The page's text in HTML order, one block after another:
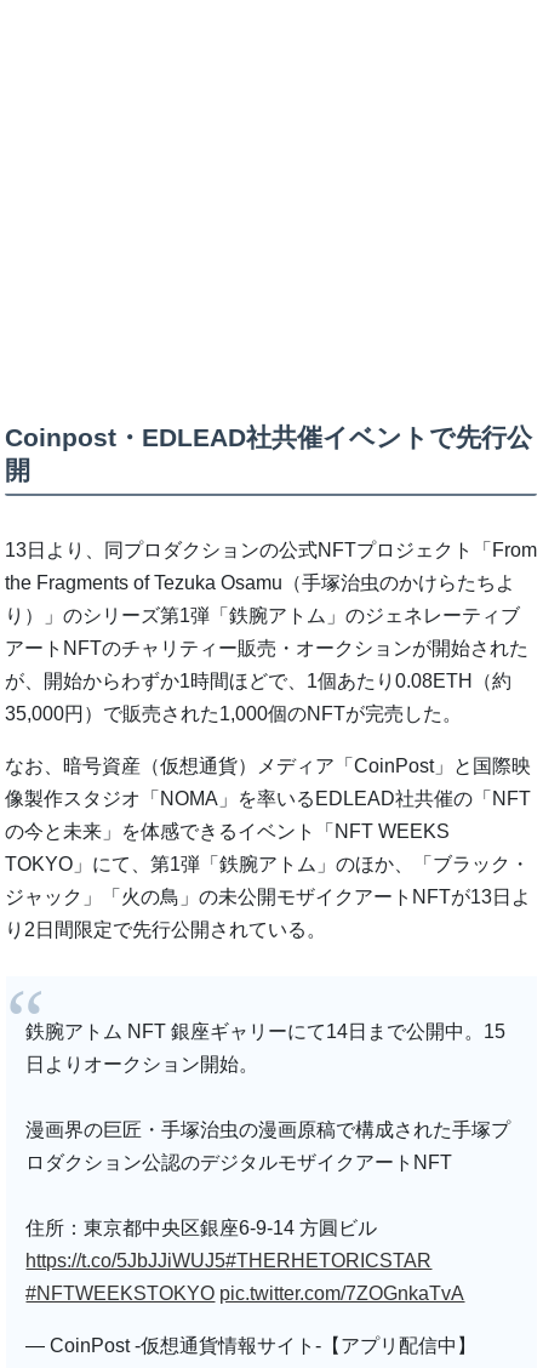
Coinpost・EDLEAD社共催イベントで先行公
開
13日より、同プロダクションの公式NFTプロジェクト「From
the Fragments of Tezuka Osamu（手塚治虫のかけらたちよ
り）」のシリーズ第1弾「鉄腕アトム」のジェネレーティブ
アートNFTのチャリティー販売・オークションが開始された
が、開始からわずか1時間ほどで、1個あたり0.08ETH（約
35,000円）で販売された1,000個のNFTが完売した。
なお、暗号資産（仮想通貨）メディア「CoinPost」と国際映
像製作スタジオ「NOMA」を率いるEDLEAD社共催の「NFT
の今と未来」を体感できるイベント「NFT WEEKS
TOKYO」にて、第1弾「鉄腕アトム」のほか、「ブラック・
ジャック」「火の鳥」の未公開モザイクアートNFTが13日よ
り2日間限定で先行公開されている。
鉄腕アトム NFT 銀座ギャリーにて14日まで公開中。15
日よりオークション開始。
漫画界の巨匠・手塚治虫の漫画原稿で構成された手塚プ
ロダクション公認のデジタルモザイクアートNFT
住所：東京都中央区銀座6-9-14 方圓ビル
https://t.co/5JbJJiWUJ5#THERHETORICSTAR
#NFTWEEKSTOKYO pic.twitter.com/7ZOGnkaTvA
— CoinPost -仮想通貨情報サイト-【アプリ配信中】